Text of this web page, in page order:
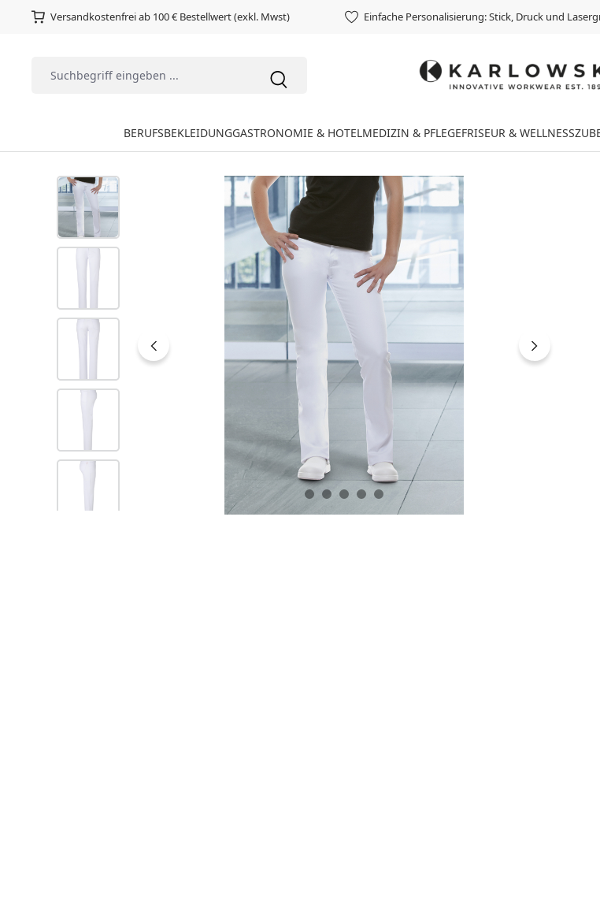
Versandkostenfrei ab 100 € Bestellwert (exkl. Mwst) Einfache Personalisierung: Stick, Druck und
BERUFSBEKLEIDUNGGASTRONOMIE & HOTELMEDIZIN & PFLEGEFRISEUR & WELLNESS
Bildergalerie überspringen